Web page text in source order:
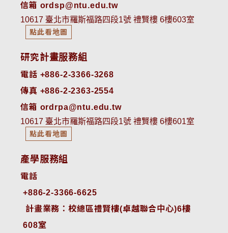
信箱 ordsp@ntu.edu.tw
10617 臺北市羅斯福路四段1號 禮賢樓 6樓603室
點此看地圖
研究計畫服務組
電話 +886-2-3366-3268
傳真 +886-2-2363-2554
信箱 ordrpa@ntu.edu.tw
10617 臺北市羅斯福路四段1號 禮賢樓 6樓601室
點此看地圖
產學服務組
電話
+886-2-3366-6625
計畫業務：校總區禮賢樓(卓越聯合中心)6樓
608室